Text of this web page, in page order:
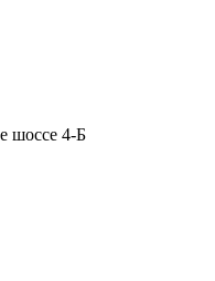
шоссе 4-Б